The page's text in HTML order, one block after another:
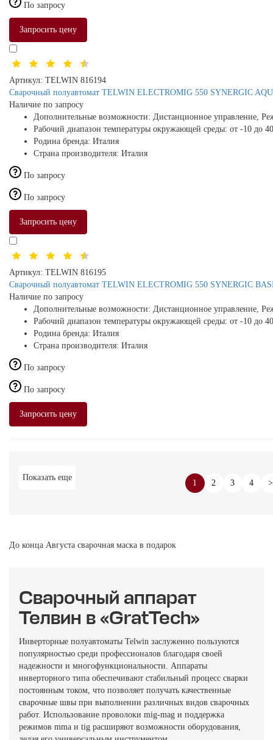
По запросу
Запросить цену
Артикул: TELWIN 816194
Сварочный полуавтомат TELWIN ELECTROMIG 550 SYNERGIC
Наличие по запросу
Дополнительные возможности: Дистанционное управление,
Рабочий диапазон температуры окружающей среды: от -10 до
Родина бренда: Италия
Страна производителя: Италия
По запросу
По запросу
Запросить цену
Артикул: TELWIN 816195
Сварочный полуавтомат TELWIN ELECTROMIG 550 SYNERGIC
Наличие по запросу
Дополнительные возможности: Дистанционное управление,
Рабочий диапазон температуры окружающей среды: от -10 до
Родина бренда: Италия
Страна производителя: Италия
По запросу
По запросу
Запросить цену
Показать еще
1 2 3 4 >
До конца Августа сварочная маска в подарок
Cварочный аппарат
Телвин в «GratTech»
Инверторные полуавтоматы Telwin заслуженно пользуются
популярностью среди профессионалов благодаря своей
надежности и многофункциональности. Аппараты
инверторного типа обеспечивают стабильный процесс сварки
постоянным током, что позволяет получать качественные
сварочные швы при выполнении различных видов сварочных
работ. Использование проволоки mig-mag и поддержка
режимов mma и tig расширяют возможности оборудования,